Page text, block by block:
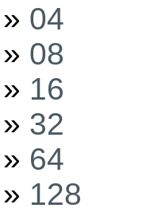
» 04
» 08
» 16
» 32
» 64
» 128